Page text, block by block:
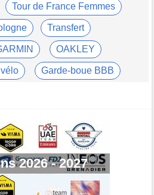
moderne est beaucoup plus
jaune ? C'est un rêve que j'ai"
09:38
vert ? J’avais quelques doutes"
Championnats du monde de VTT
pour sans pub ni pop up : 9,99€
à mon équipe et à Célia Gery"
Tour de France Femmes
Transfert
OAKLEY
Garde-boue BBB
2026 - 2027